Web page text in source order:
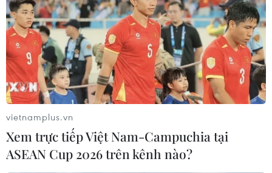
Theo dõi VietnamPlus
TIN LIÊN QUAN
vietnamplus.vn
Xem trực tiếp Việt Nam-Campuchia tại
ASEAN Cup 2026 trên kênh nào?